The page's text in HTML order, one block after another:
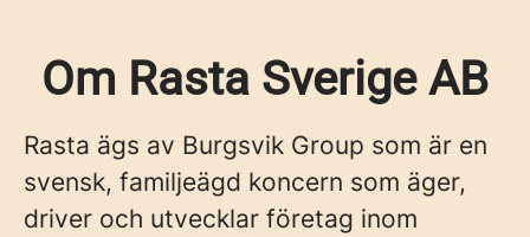
Om Rasta Sverige AB
Rasta ägs av Burgsvik Group som är en
svensk, familjeägd koncern som äger,
driver och utvecklar företag inom